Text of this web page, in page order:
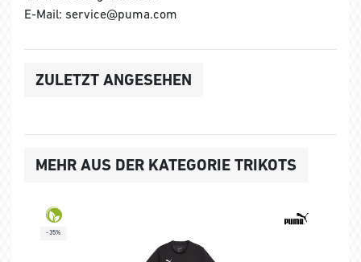
E-Mail: service@puma.com
ZULETZT ANGESEHEN
MEHR AUS DER KATEGORIE TRIKOTS
-35%